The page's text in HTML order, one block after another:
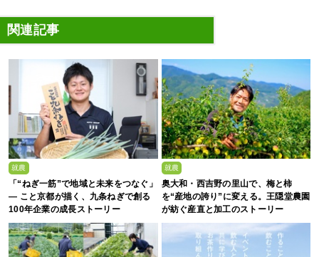
関連記事
就農
「“ねぎ一筋”で地域と未来をつなぐ」
— こと京都が描く、九条ねぎで創る
100年企業の成長ストーリー
就農
奥大和・西吉野の里山で、梅と柿
を“産地の誇り”に変える。王隠堂農園
が紡ぐ産直と加工のストーリー